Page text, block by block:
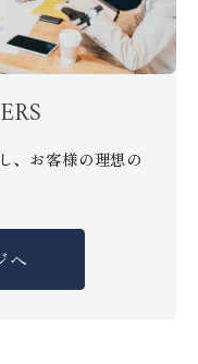
、お客様の理想の
へ